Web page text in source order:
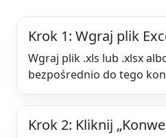
Krok 1: Wgraj plik
Wgraj plik .xls lub .xlsx
bezpośrednio do tego
Krok 2: Kliknij